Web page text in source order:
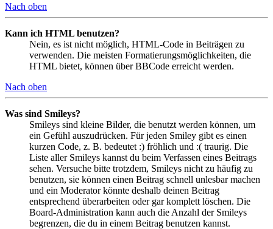
Nach oben
Kann ich HTML benutzen?
Nein, es ist nicht möglich, HTML-Code in Beiträgen zu
verwenden. Die meisten Formatierungsmöglichkeiten, die
HTML bietet, können über BBCode erreicht werden.
Nach oben
Was sind Smileys?
Smileys sind kleine Bilder, die benutzt werden können, um
ein Gefühl auszudrücken. Für jeden Smiley gibt es einen
kurzen Code, z. B. bedeutet :) fröhlich und :( traurig. Die
Liste aller Smileys kannst du beim Verfassen eines Beitrags
sehen. Versuche bitte trotzdem, Smileys nicht zu häufig zu
benutzen, sie können einen Beitrag schnell unlesbar machen
und ein Moderator könnte deshalb deinen Beitrag
entsprechend überarbeiten oder gar komplett löschen. Die
Board-Administration kann auch die Anzahl der Smileys
begrenzen, die du in einem Beitrag benutzen kannst.